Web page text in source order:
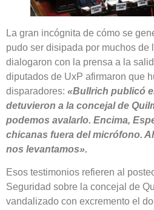
La gran incógnita de cómo se
pudo ser disipada por muchos de
dialogaron con la prensa a la
diputados de UxP afirmaron que
disparadores: «Bullrich publicó
detuvieron a la concejal de
podemos avalarlo. Encima,
chicanas fuera del micrófono.
nos levantamos».
Esos testimonios refieren al
Seguridad sobre la concejal de
vandalizado con excremento el